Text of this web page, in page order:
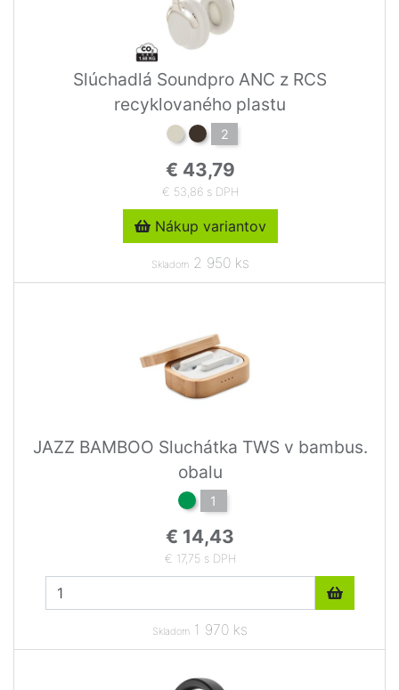
Slúchadlá Soundpro ANC z RCS
recyklovaného plastu
2
€ 43,79
€ 53,86 s DPH
Nákup variantov
Skladom2 950 ks
JAZZ BAMBOO Sluchátka TWS v bambus.
obalu
1
€ 14,43
€ 17,75 s DPH
Skladom 1 970 ks